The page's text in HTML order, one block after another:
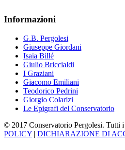
Informazioni
G.B. Pergolesi
Giuseppe Giordani
Isaia Billé
Giulio Briccialdi
I Graziani
Giacomo Emiliani
Teodorico Pedrini
Giorgio Colarizi
Le Epigrafi del Conservatorio
© 2017 Conservatorio Pergolesi. Tutti
POLICY | DICHIARAZIONE DI